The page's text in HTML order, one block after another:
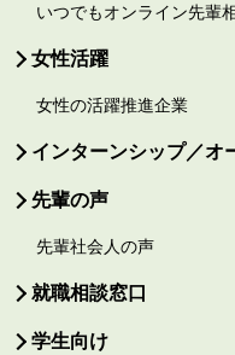
いつでもオンライン先輩
女性活躍
女性の活躍推進企業
インターンシップ／オ
先輩の声
先輩社会人の声
就職相談窓口
学生向け